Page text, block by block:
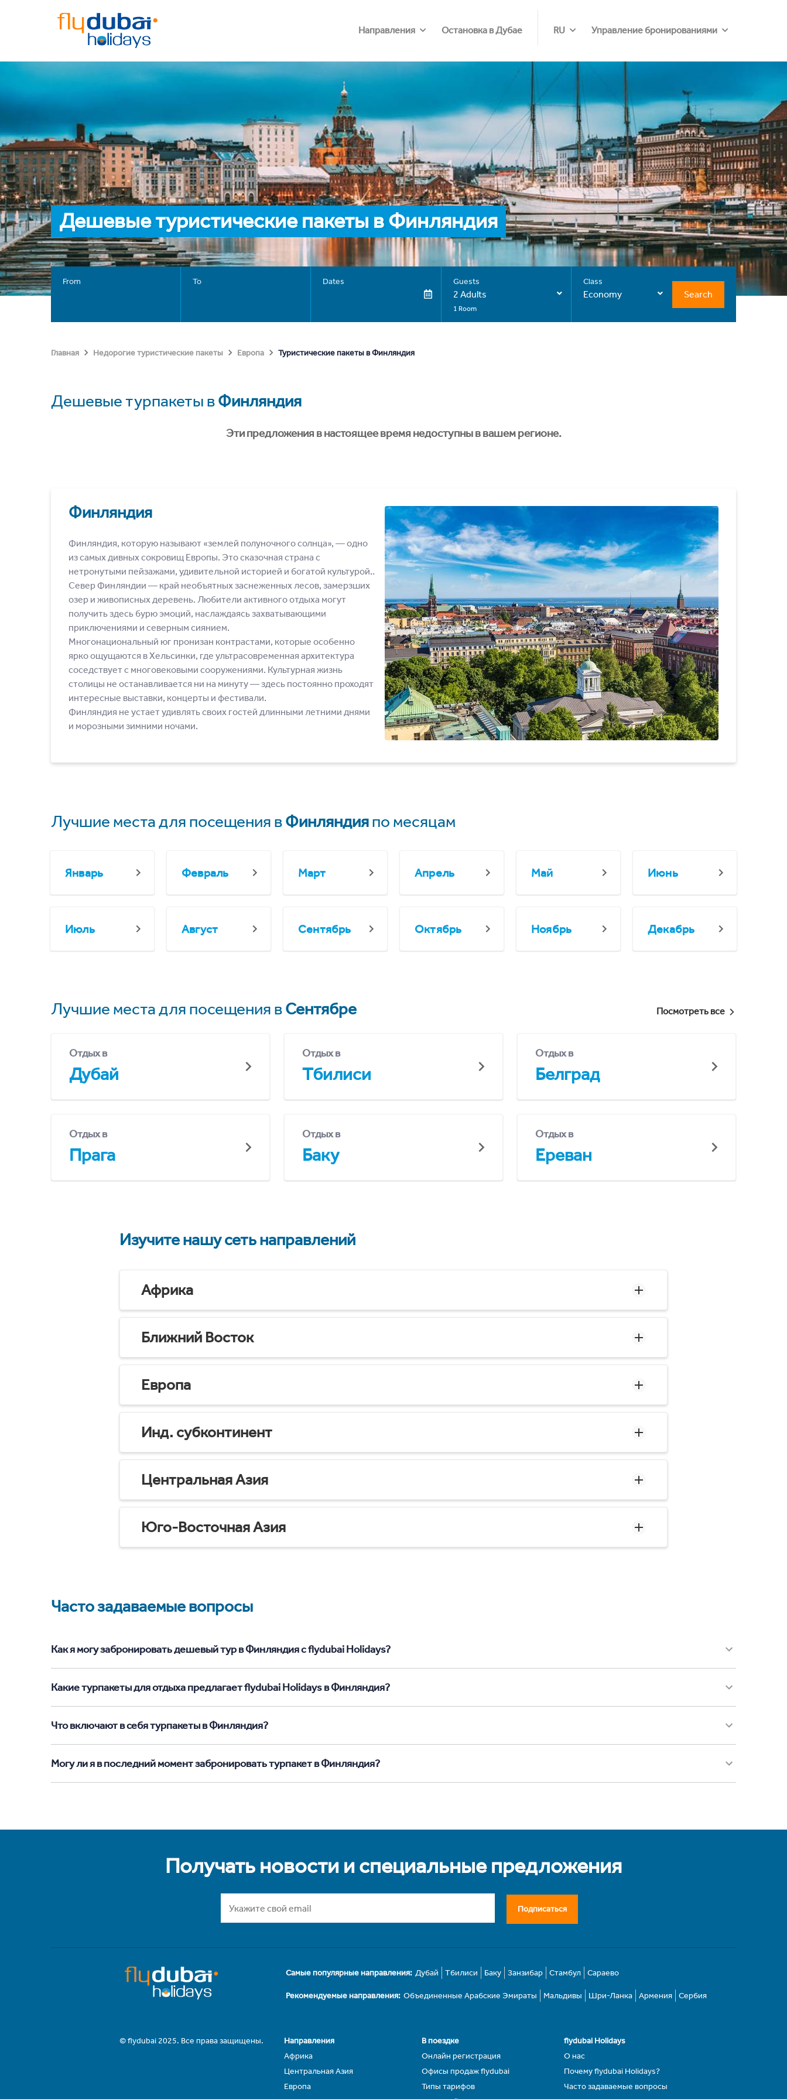
Направления Остановка в Дубае RU Управление бронированиями
Дешевые туристические пакеты в Финляндия
From To Dates Guests
2 Adults
1 Room
Class
Economy Search
Главная Недорогие туристические пакеты Европа Туристические пакеты в Финляндия
Дешевые турпакеты вФинляндия
Эти предложения в настоящее время недоступны в вашем регионе.
Финляндия
Финляндия, которую называют «землей полуночного солнца», — одно
из самых дивных сокровищ Европы. Это сказочная страна с
нетронутыми пейзажами, удивительной историей и богатой культурой..
Север Финляндии — край необъятных заснеженных лесов, замерзших
озер и живописных деревень. Любители активного отдыха могут
получить здесь бурю эмоций, наслаждаясь захватывающими
приключениями и северным сиянием.
Многонациональный юг пронизан контрастами, которые особенно
ярко ощущаются в Хельсинки, где ультрасовременная архитектура
соседствует с многовековыми сооружениями. Культурная жизнь
столицы не останавливается ни на минуту — здесь постоянно проходят
интересные выставки, концерты и фестивали.
Финляндия не устает удивлять своих гостей длинными летними днями
и морозными зимними ночами.
Лучшие места для посещения вФинляндияпо месяцам
Январь Февраль Март Апрель Май Июнь
Июль Август Сентябрь Октябрь Ноябрь Декабрь
Лучшие места для посещения вСентябре Посмотреть все
Отдых в
Дубай
Отдых в
Тбилиси
Отдых в
Белград
Отдых в
Прага
Отдых в
Баку
Отдых в
Ереван
Изучите нашу сеть направлений
Африка
Ближний Восток
Европа
Инд. субконтинент
Центральная Азия
Юго-Восточная Азия
Часто задаваемые вопросы
Как я могу забронировать дешевый тур в Финляндия с flydubai Holidays?
Какие турпакеты для отдыха предлагает flydubai Holidays в Финляндия?
Что включают в себя турпакеты в Финляндия?
Могу ли я в последний момент забронировать турпакет в Финляндия?
Получать новости и специальные предложения
Подписаться
Самые популярные направления: Дубай Тбилиси Баку Занзибар Стамбул Сараево
Рекомендуемые направления: Объединенные Арабские Эмираты Мальдивы Шри-Ланка Армения Сербия
© flydubai 2025. Все права защищены.
Направления
Африка
Центральная Азия
Европа
В поездке
Онлайн регистрация
Офисы продаж flydubai
Типы тарифов
flydubai Holidays
О нас
Почему flydubai Holidays?
Часто задаваемые вопросы